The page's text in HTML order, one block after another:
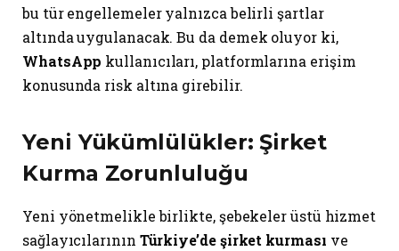
bu tür engellemeler yalnızca belirli şartlar
altında uygulanacak. Bu da demek oluyor ki,
WhatsApp kullanıcıları, platformlarına erişim
konusunda risk altına girebilir.
Yeni Yükümlülükler: Şirket
Kurma Zorunluluğu
Yeni yönetmelikle birlikte, şebekeler üstü hizmet
sağlayıcılarının Türkiye’de şirket kurması ve